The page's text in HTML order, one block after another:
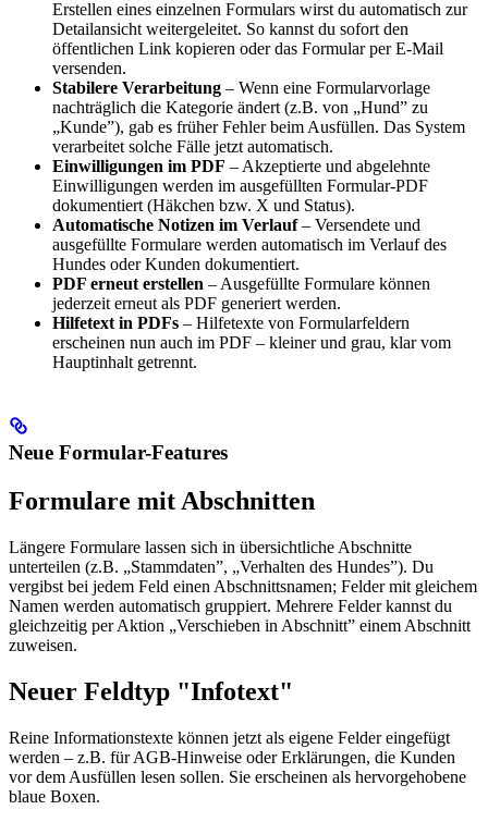
Erstellen eines einzelnen Formulars wirst du automatisch zur
Detailansicht weitergeleitet. So kannst du sofort den
öffentlichen Link kopieren oder das Formular per E-Mail
versenden.
Stabilere Verarbeitung – Wenn eine Formularvorlage
nachträglich die Kategorie ändert (z.B. von „Hund” zu
„Kunde”), gab es früher Fehler beim Ausfüllen. Das System
verarbeitet solche Fälle jetzt automatisch.
Einwilligungen im PDF – Akzeptierte und abgelehnte
Einwilligungen werden im ausgefüllten Formular-PDF
dokumentiert (Häkchen bzw. X und Status).
Automatische Notizen im Verlauf– Versendete und
ausgefüllte Formulare werden automatisch im Verlauf des
Hundes oder Kunden dokumentiert.
PDF erneut erstellen – Ausgefüllte Formulare können
jederzeit erneut als PDF generiert werden.
Hilfetext in PDFs – Hilfetexte von Formularfeldern
erscheinen nun auch im PDF – kleiner und grau, klar vom
Hauptinhalt getrennt.
Neue Formular-Features
Formulare mit Abschnitten
Längere Formulare lassen sich in übersichtliche Abschnitte
unterteilen (z.B. „Stammdaten”, „Verhalten des Hundes”). Du
vergibst bei jedem Feld einen Abschnittsnamen; Felder mit gleichem
Namen werden automatisch gruppiert. Mehrere Felder kannst du
gleichzeitig per Aktion „Verschieben in Abschnitt” einem Abschnitt
zuweisen.
Neuer Feldtyp "Infotext"
Reine Informationstexte können jetzt als eigene Felder eingefügt
werden – z.B. für AGB-Hinweise oder Erklärungen, die Kunden
vor dem Ausfüllen lesen sollen. Sie erscheinen als hervorgehobene
blaue Boxen.